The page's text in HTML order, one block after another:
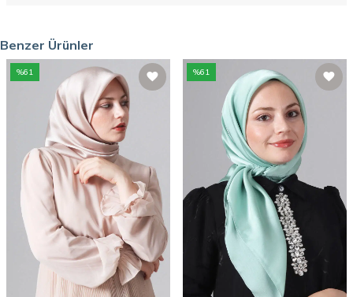
Benzer Ürünler
%61 %61